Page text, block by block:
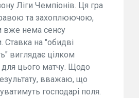
Ліги Чемпіонів. Ця гра
та захоплюючою,
нема сенсу
Ставка на "обидві
виглядає цілком
цього матчу. Щодо
вважаю, що
господарі поля.